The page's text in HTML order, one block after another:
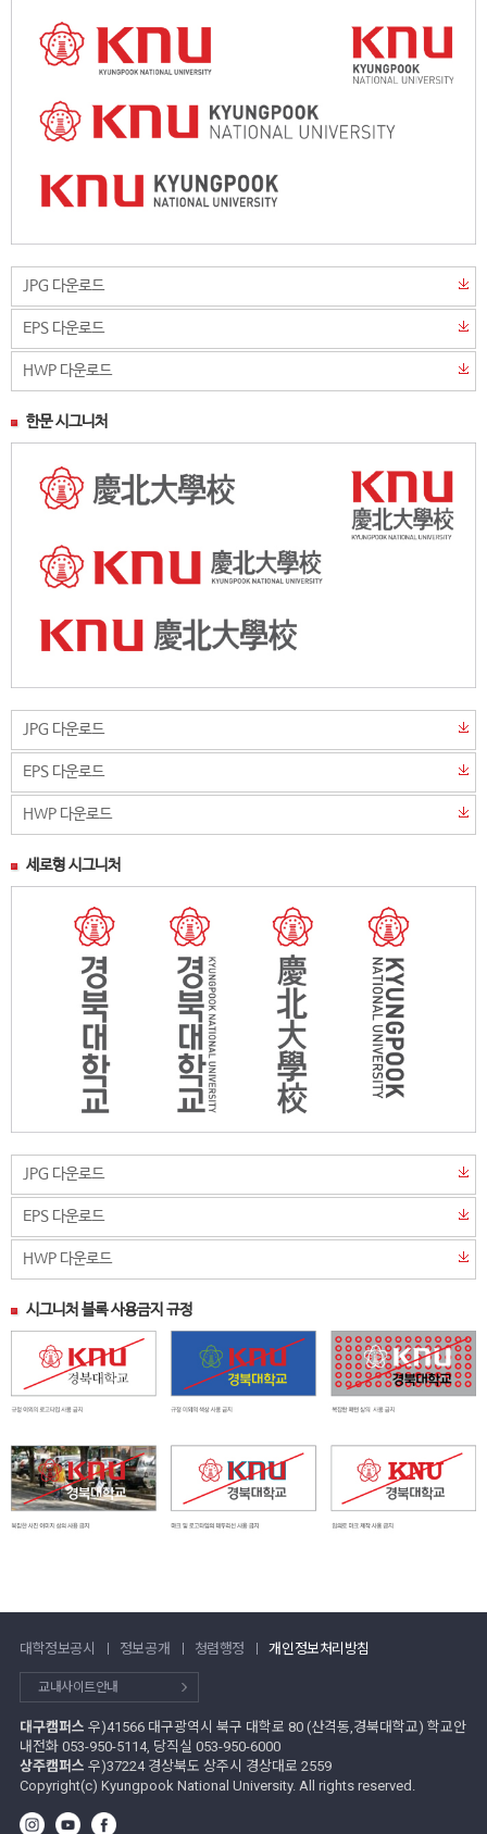
JPG 다운로드
EPS 다운로드
HWP 다운로드
한문 시그니처
JPG 다운로드
EPS 다운로드
HWP 다운로드
세로형 시그니처
JPG 다운로드
EPS 다운로드
HWP 다운로드
시그니처 블록 사용금지 규정
대학정보공시 정보공개 청렴행정 개인정보처리방침
교내사이트안내
대구캠퍼스 우)41566 대구광역시 북구 대학로 80 (산격동,경북대학교) 학교안
내전화 053-950-5114, 당직실 053-950-6000
상주캠퍼스 우)37224 경상북도 상주시 경상대로 2559
Copyright(c) Kyungpook National University. All rights reserved.